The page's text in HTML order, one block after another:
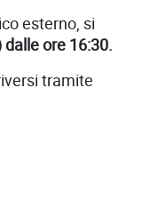
esterno, si
ore 16:30.
tramite